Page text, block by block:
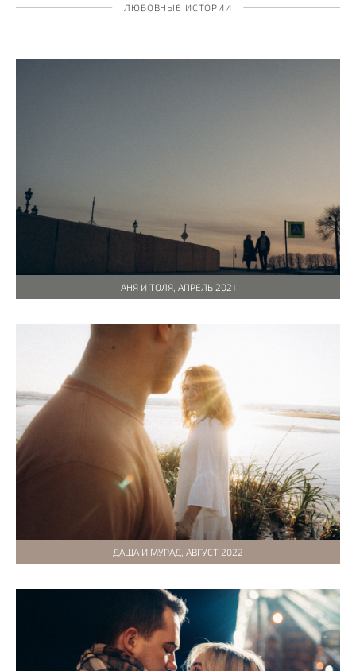
ЛЮБОВНЫЕ ИСТОРИИ
АНЯ И ТОЛЯ, АПРЕЛЬ 2021
ДАША И МУРАД, АВГУСТ 2022